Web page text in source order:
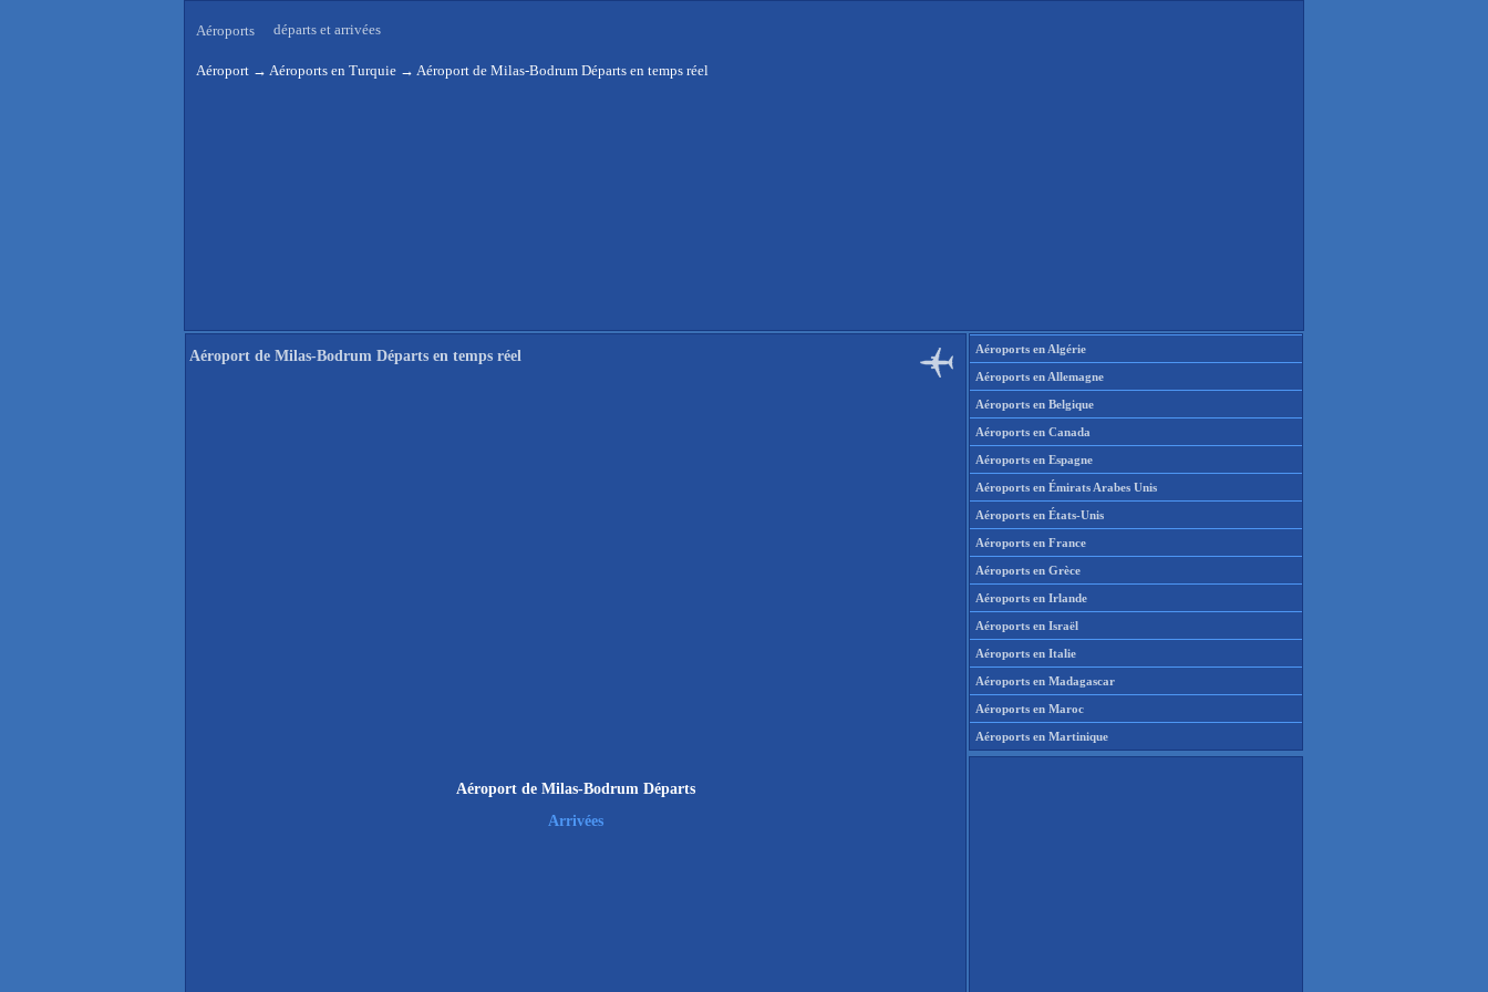
Aéroports départs et arrivées
Aéroport → Aéroports en Turquie → Aéroport de Milas-Bodrum Départs en temps réel
Aéroport de Milas-Bodrum Départs en temps réel
Aéroport de Milas-Bodrum Départs
Arrivées
Aéroports en Algérie
Aéroports en Allemagne
Aéroports en Belgique
Aéroports en Canada
Aéroports en Espagne
Aéroports en Émirats Arabes Unis
Aéroports en États-Unis
Aéroports en France
Aéroports en Grèce
Aéroports en Irlande
Aéroports en Israël
Aéroports en Italie
Aéroports en Madagascar
Aéroports en Maroc
Aéroports en Martinique